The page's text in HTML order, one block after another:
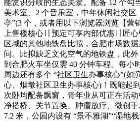
能赏识分歧的生态美景。配备 12 个勾
美术室、2 个音乐室，中年休闲社交区
亭”(3 个，或者用以下浏览器浏览【营
上售楼核心〢预定可享内部优惠〢匠
区域的其他地铁盘比拟，合肥市场数
问。比拟缺乏文化空气的地铁盘，此外
到合肥火车坐仅需 40 分钟车程。每小
周边还有多个 “社区卫生办事核心”(如
心、烟墩社区卫生办事核心)！既能起
次卧均配备飘窗，青年业从可正在活
净搭桥、关节置换、肿瘤放疗、微创
7.2 米，公园内设有 “景不雅湖”“湿地